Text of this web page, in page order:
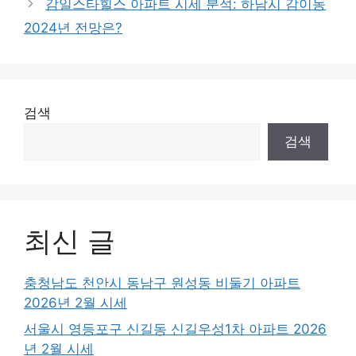
감일스타힐스 아파트 시세 분석: 하남시 감이동
2024년 전망은?
검색
검색
최신 글
충청남도 천안시 동남구 원성동 비둘기 아파트
2026년 2월 시세
서울시 영등포구 신길동 신길우성1차 아파트 2026
년 2월 시세